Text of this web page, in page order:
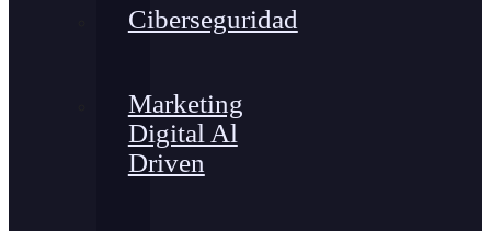
Ciberseguridad
Marketing
Digital Al
Driven